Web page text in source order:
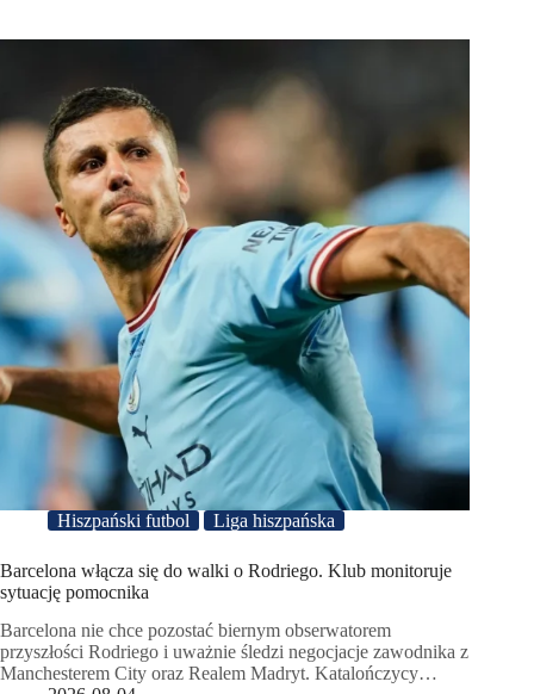
Hiszpański futbol Liga hiszpańska
Barcelona włącza się do walki o Rodriego. Klub monitoruje
sytuację pomocnika
Barcelona nie chce pozostać biernym obserwatorem
przyszłości Rodriego i uważnie śledzi negocjacje zawodnika z
Manchesterem City oraz Realem Madryt. Katalończycy…